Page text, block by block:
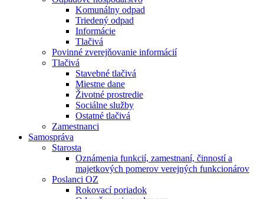
Komunálny odpad
Triedený odpad
Informácie
Tlačivá
Povinné zverejňovanie informácií
Tlačivá
Stavebné tlačivá
Miestne dane
Životné prostredie
Sociálne služby
Ostatné tlačivá
Zamestnanci
Samospráva
Starosta
Oznámenia funkcií, zamestnaní, činností a
majetkových pomerov verejných funkcionárov
Poslanci OZ
Rokovací poriadok